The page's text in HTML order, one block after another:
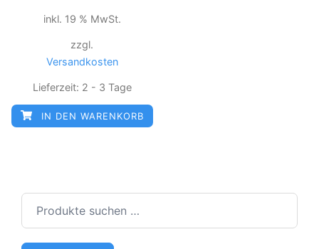
inkl. 19 % MwSt.
zzgl.
Versandkosten
Lieferzeit: 2 - 3 Tage
IN DEN WARENKORB